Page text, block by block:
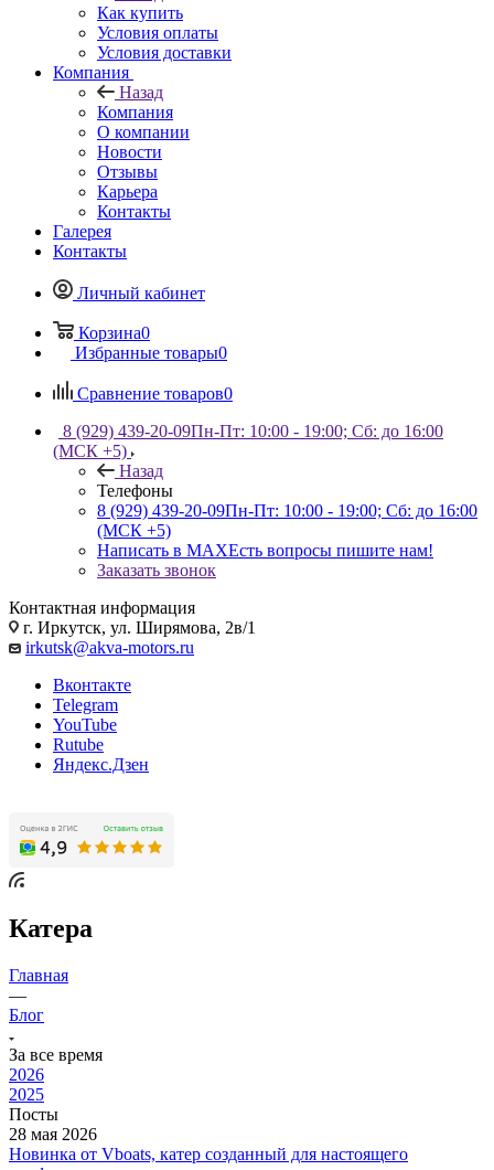
Как купить
Условия оплаты
Условия доставки
Компания
Назад
Компания
О компании
Новости
Отзывы
Карьера
Контакты
Галерея
Контакты
Личный кабинет
Корзина0
Избранные товары0
Сравнение товаров0
8 (929) 439-20-09Пн-Пт: 10:00 - 19:00; Сб: до 16:00
(МСК +5)
Назад
Телефоны
8 (929) 439-20-09Пн-Пт: 10:00 - 19:00; Сб: до 16:00
(МСК +5)
Написать в MAXЕсть вопросы пишите нам!
Заказать звонок
Контактная информация
г. Иркутск, ул. Ширямова, 2в/1
irkutsk@akva-motors.ru
Вконтакте
Telegram
YouTube
Rutube
Яндекс.Дзен
Катера
Главная
—
Блог
За все время
2026
2025
Посты
28 мая 2026
Новинка от Vboats, катер созданный для настоящего